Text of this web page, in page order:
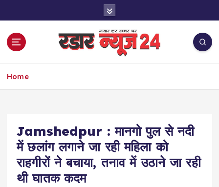
Home
Jamshedpur : मानगो पुल से नदी
में छलांग लगाने जा रही महिला को
राहगीरों ने बचाया, तनाव में उठाने जा रही
थी घातक कदम